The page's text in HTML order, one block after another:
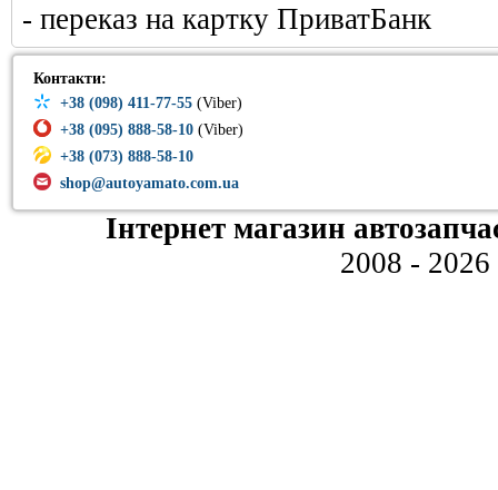
- переказ на картку ПриватБанк
Контакти:
+38 (098) 411-77-55 (Viber)
+38 (095) 888-58-10 (Viber)
+38 (073) 888-58-10
shop@autoyamato.com.ua
Інтернет магазин
2008 - 2026